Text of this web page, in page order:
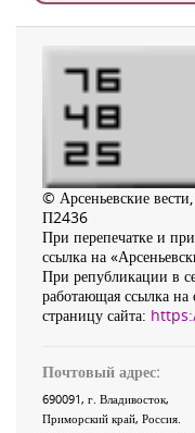
© Арсеньевские
П2436
При перепечатке и
ссылка на
При републикации в
работающая ссылка на
страницу сайта:
Почтовый адрес:
690091, г. Владивосток,
Приморский край, Россия